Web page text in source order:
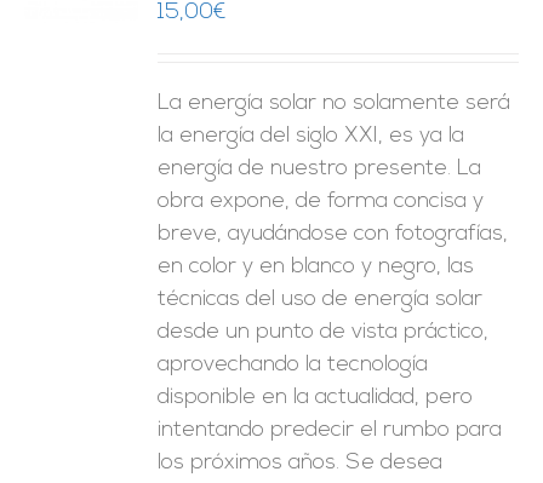
15,00€
La energía solar no solamente será
la energía del siglo XXI, es ya la
energía de nuestro presente. La
obra expone, de forma concisa y
breve, ayudándose con fotografías,
en color y en blanco y negro, las
técnicas del uso de energía solar
desde un punto de vista práctico,
aprovechando la tecnología
disponible en la actualidad, pero
intentando predecir el rumbo para
los próximos años. Se desea